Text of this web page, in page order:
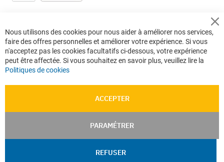
Nous utilisons des cookies pour nous aider à améliorer nos services,
faire des offres personnelles et améliorer votre expérience. Si vous
n'acceptez pas les cookies facultatifs ci-dessous, votre expérience
peut être affectée. Si vous souhaitez en savoir plus, veuillez lire la
Politiques de cookies
ACCEPTER
PARAMÉTRER
REFUSER